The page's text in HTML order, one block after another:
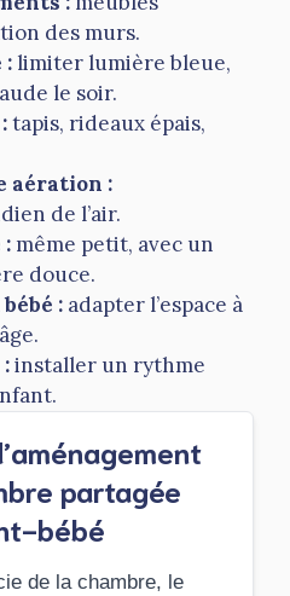
des murs.
:limiter lumière bleue,
le soir.
tapis, rideaux épais,
aération :
de l’air.
: même petit, avec un
douce.
: adapter l’espace à
installer un rythme
partagée
bébé
de la chambre, le